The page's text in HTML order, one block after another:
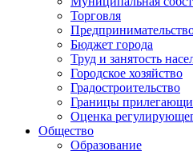
Торговля
Бюджет города
Труд и занятость
Городское хозяйство
Градостроительство
Границы
Оценка
Общество
Образование